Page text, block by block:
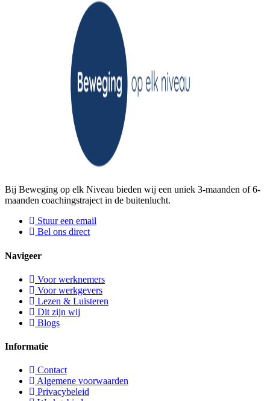
Bij Beweging op elk Niveau bieden wij een uniek 3-maanden of 6-
maanden coachingstraject in de buitenlucht.
Stuur een email
Bel ons direct
Navigeer
Voor werknemers
Voor werkgevers
Lezen & Luisteren
Dit zijn wij
Blogs
Informatie
Contact
Algemene voorwaarden
Privacybeleid